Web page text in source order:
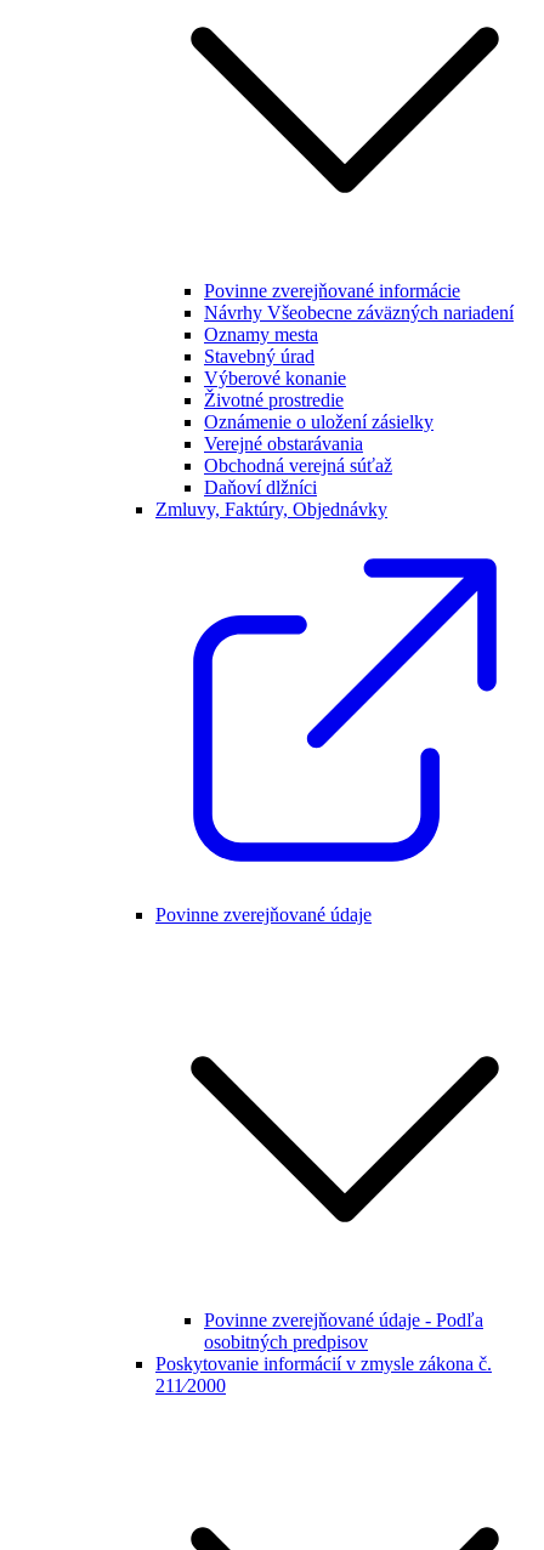
Povinne zverejňované informácie
Návrhy Všeobecne záväzných nariadení
Oznamy mesta
Stavebný úrad
Výberové konanie
Životné prostredie
Oznámenie o uložení zásielky
Verejné obstarávania
Obchodná verejná súťaž
Daňoví dlžníci
Zmluvy, Faktúry, Objednávky
Povinne zverejňované údaje
Povinne zverejňované údaje - Podľa
osobitných predpisov
Poskytovanie informácií v zmysle zákona č.
211⁄2000